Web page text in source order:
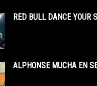
RED BULL DANCE YOUR
ALPHONSE MUCHA EN